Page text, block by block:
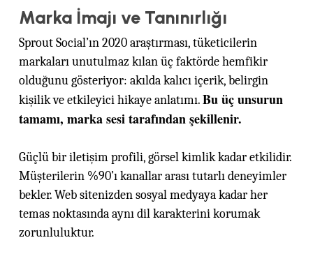
Marka İmajı ve Tanınırlığı
Sprout Social’ın 2020 araştırması, tüketicilerin
markaları unutulmaz kılan üç faktörde hemfikir
olduğunu gösteriyor: akılda kalıcı içerik, belirgin
kişilik ve etkileyici hikaye anlatımı.Bu üç unsurun
tamamı, marka sesi tarafından şekillenir.
Güçlü bir iletişim profili, görsel kimlik kadar etkilidir.
Müşterilerin %90’ı kanallar arası tutarlı deneyimler
bekler. Web sitenizden sosyal medyaya kadar her
temas noktasında aynı dil karakterini korumak
zorunluluktur.